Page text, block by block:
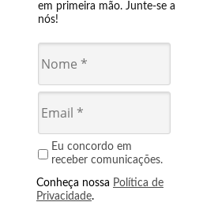
em primeira mão. Junte-se a
nós!
Eu concordo em
receber comunicações.
Conheça nossa Política de
Privacidade.